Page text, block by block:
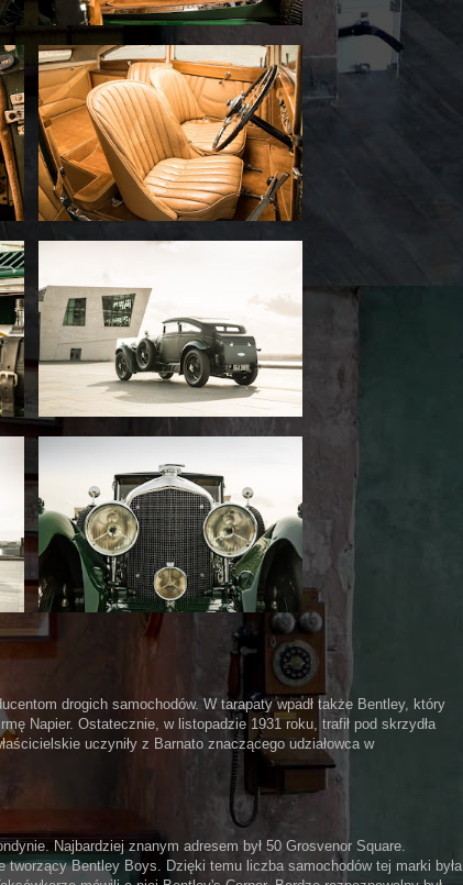
drogich samochodów. W tarapaty wpadł także Bentley, który
Napier. Ostatecznie, w listopadzie 1931 roku, trafił pod skrzydła
uczyniły z Barnato znaczącego udziałowca w
Najbardziej znanym adresem był 50 Grosvenor Square.
tworzący Bentley Boys. Dzięki temu liczba samochodów tej marki była